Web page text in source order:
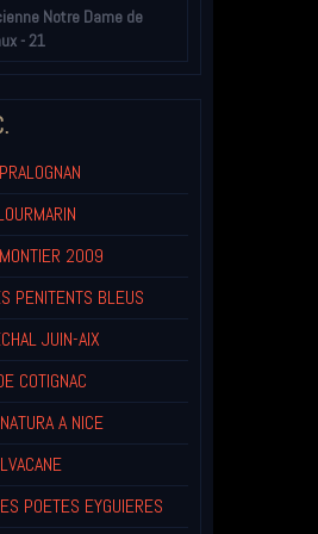
Notre Dame de
- 21
2009
PENITENTS BLEUS
JUIN-AIX
COTIGNAC
A NICE
POETES EYGUIERES